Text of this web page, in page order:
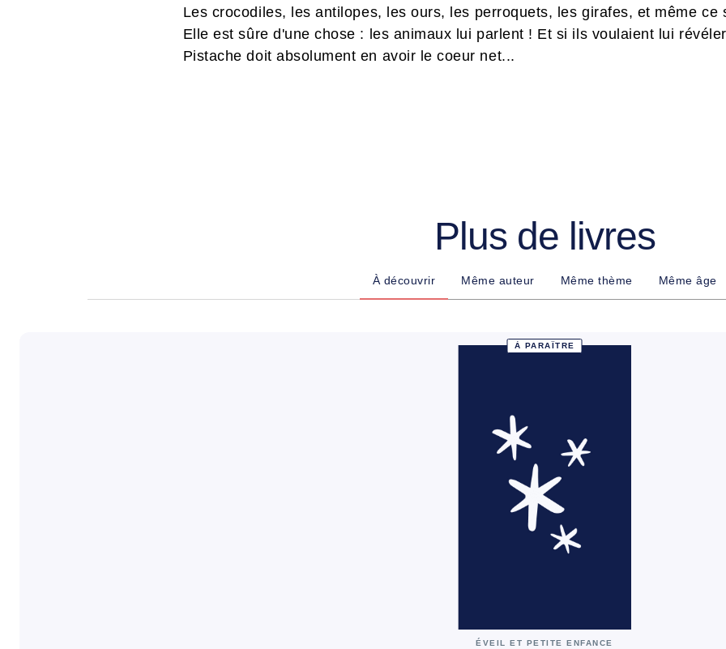
Les crocodiles, les antilopes, les ours, les perroquets, les girafes, et même
Elle est sûre d'une chose : les animaux lui parlent ! Et si ils voulaient lui
Pistache doit absolument en avoir le coeur net...
Plus de livres
À découvrir Même auteur Même thème Même âge
À PARAÎTRE
ÉVEIL ET PETITE ENFANCE